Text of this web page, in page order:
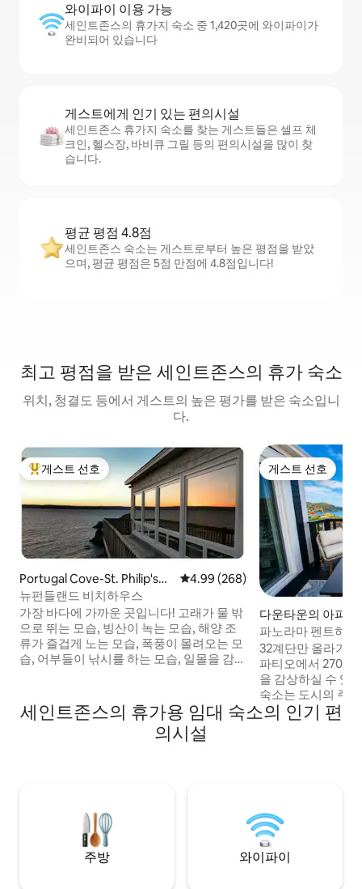
와이파이 이용 가능
세인트존스의 휴가지 숙소 중 1,420곳에 와이파이가
완비되어 있습니다
게스트에게 인기 있는 편의시설
세인트존스 휴가지 숙소를 찾는 게스트들은 셀프 체
크인, 헬스장, 바비큐 그릴 등의 편의시설을 많이 찾
습니다.
평균 평점 4.8점
세인트존스 숙소는 게스트로부터 높은 평점을 받았
으며, 평균 평점은 5점 만점에 4.8점입니다!
최고 평점을 받은 세인트존스의 휴가 숙소
위치, 청결도 등에서 게스트의 높은 평가를 받은 숙소입니
다.
상위 게스트 선호
게스트 선호
Portugal Cove-St. Philip's의
집
평점 4.99점(5점 만점), 후기 268
4.99 (268)
뉴펀들랜드 비치하우스
가장 바다에 가까운 곳입니다! 고래가 물 밖
으로 뛰는 모습, 빙산이 녹는 모습, 해양 조
류가 즐겁게 노는 모습, 폭풍이 몰려오는 모
습, 어부들이 낚시를 하는 모습, 일몰을 감상
이 독특한 숙소와 이곳에서 누릴 수 있는 경
험을 특히 좋아할 것입니다. 세인트존스 공
항과 시내에서 차로 15~20분 거리에 있는
게스트 선호
게스트 선호
다운타운의 아파트
파노라마 펜트하
럭셔리 킹
32계단만 올라가
파티오에서 270°
을 감상하실 수 있습니다. 99
숙소는 도시의 주
리에 있지만, 이 전
소음을 피할 수 있
파이 ➜주방 완비
사지기
세인트존스의 휴가용 임대 숙소의 인기 편
의시설
주방 와이파이